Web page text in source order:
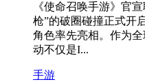
《使命召唤手游》官
枪”的破圈碰撞正式开
角色率先亮相。作为
动不仅是I...
手游